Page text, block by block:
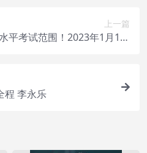
上一篇
平考试范围！2023年1月1日
程 李永乐